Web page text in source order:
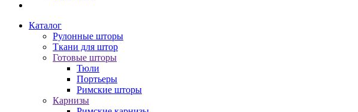
Каталог
Рулонные шторы
Ткани для штор
Готовые шторы
Тюли
Портьеры
Римские шторы
Карнизы